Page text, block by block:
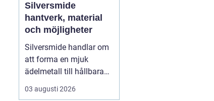
Silversmide
hantverk, material
och möjligheter
Silversmide handlar om
att forma en mjuk
ädelmetall till hållbara
och personliga föremål. I
grunden rör det sig om
03 augusti 2026